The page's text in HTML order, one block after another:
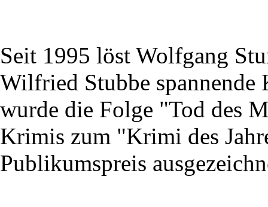
Seit 1995 löst Wolfgang
Wilfried Stubbe
wurde die Folge "Tod des
Krimis zum "Krimi des
Publikumspreis